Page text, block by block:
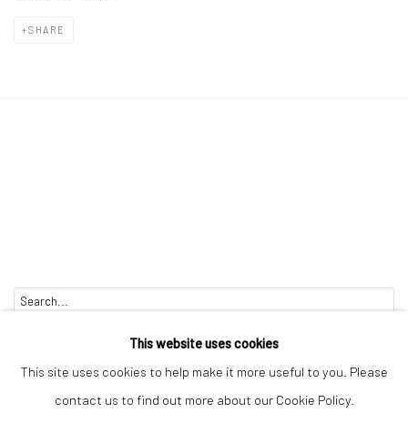
SHARE
This website uses cookies
This site uses cookies to help make it more useful to you. Please
contact us to find out more about our Cookie Policy.